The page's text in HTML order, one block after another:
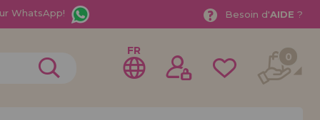
WhatsApp! Besoin d'AIDE ?
FR 0